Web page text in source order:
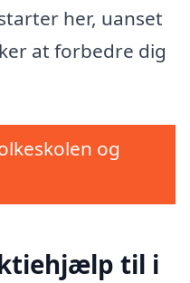
her, uanset
at forbedre dig
og
til i